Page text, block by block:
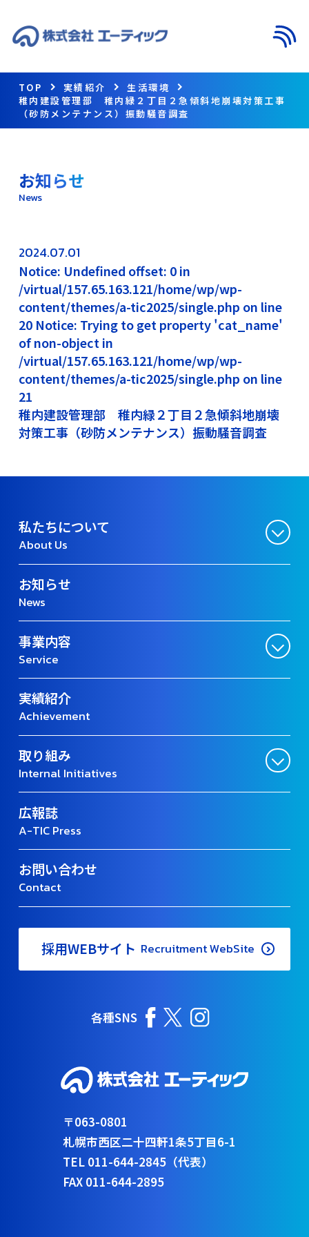
TOP 実績紹介
生活環境
稚内建設管理部 稚内緑２丁目２急傾斜地崩壊対策工事
（砂防メンテナンス）振動騒音調査
お知らせ
News
2024.07.01
Notice: Undefined offset: 0 in
/virtual/157.65.163.121/home/wp/wp-
content/themes/a-tic2025/single.php on line
20 Notice: Trying to get property 'cat_name'
of non-object in
/virtual/157.65.163.121/home/wp/wp-
content/themes/a-tic2025/single.php on line
21
稚内建設管理部 稚内緑２丁目２急傾斜地崩壊
対策工事（砂防メンテナンス）振動騒音調査
私たちについて
About Us
お知らせ
News
事業内容
Service
実績紹介
Achievement
取り組み
Internal Initiatives
広報誌
A-TIC Press
お問い合わせ
Contact
採用WEBサイト Recruitment WebSite
各種SNS
〒063-0801
札幌市西区二十四軒1条5丁目6-1
TEL 011-644-2845（代表）
FAX 011-644-2895